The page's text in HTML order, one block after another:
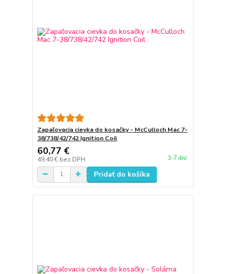
Zapaľovacia cievka do kosačky - McCulloch Mac 7-
38/738/42/742 Ignition Coil
60,77 €
49,40 € bez DPH 3-7 dní
Pridať do košíka